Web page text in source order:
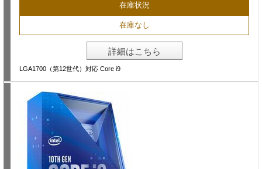
在庫状況
在庫なし
詳細はこちら
LGA1700（第12世代）対応 Core i9